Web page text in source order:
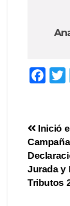
F
e
b
o
o
k
de
Inició
Jurada y
Tributos